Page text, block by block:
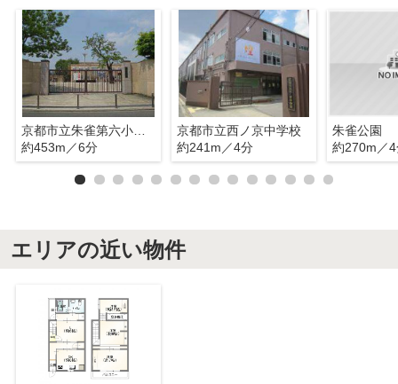
京都市立朱雀第六小学校
約453m／6分
京都市立西ノ京中学校
約241m／4分
朱雀公園
約270m／
エリアの近い物件